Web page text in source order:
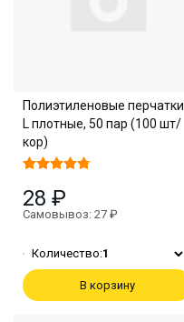
Полиэтиленовые перчатки
L плотные, 50 пар (100 шт/
кор)
28 ₽
Самовывоз: 27 ₽
Количество:1
В корзину